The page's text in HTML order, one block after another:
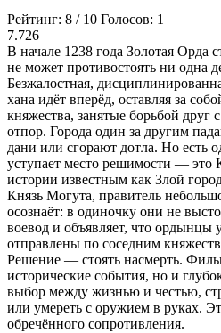
Рейтинг: 8 / 10 Голосов: 1
7.726
В начале 1238 года Золотая Орда
не может противостоять ни одна
Безжалостная,
хана идёт вперёд, оставляя за
княжества, занятые борьбой друг
отпор. Города один за другим
дани или сгорают дотла. Но есть
уступает место решимости — это
истории известным как Злой
Князь Могута, правитель
осознаёт: в одиночку они не
воевод и объявляет, что ордынцы
отправлены по соседним
Решение — стоять насмерть.
исторические события, но и
выбор между жизнью и честью,
или умереть с оружием в руках.
обречённого сопротивления.